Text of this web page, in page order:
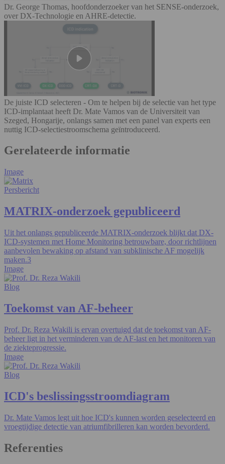
Dr. George Thomas, hoofdonderzoeker van het SENSE-onderzoek,
over DX-Technologie en AHRE-detectie.
De juiste ICD selecteren - Om te helpen bij de selectie van het type
ICD-implantaat heeft Dr. Mate Vamos van de Universiteit van
Szeged, Hongarije, onlangs samen met een panel van experts een
nuttig ICD-selectiestroomschema geïntroduceerd.
Gerelateerde informatie
Image
Persbericht
MATRIX-onderzoek gepubliceerd
Uit het onlangs gepubliceerde MATRIX-onderzoek blijkt dat DX-
ICD-systemen met Home Monitoring betrouwbare, door richtlijnen
aanbevolen bewaking op afstand van subklinische AF mogelijk
maken.3
Image
Blog
Toekomst van AF-beheer
Prof. Dr. Reza Wakili is ervan overtuigd dat de toekomst van AF-
beheer ligt in het verminderen van de AF-last en het monitoren van
de ziekteprogressie.
Image
Blog
ICD's beslissingsstroomdiagram
Dr. Mate Vamos legt uit hoe ICD's kunnen worden geselecteerd en
vroegtijdige detectie van atriumfibrilleren kan worden bevorderd.
Referenties